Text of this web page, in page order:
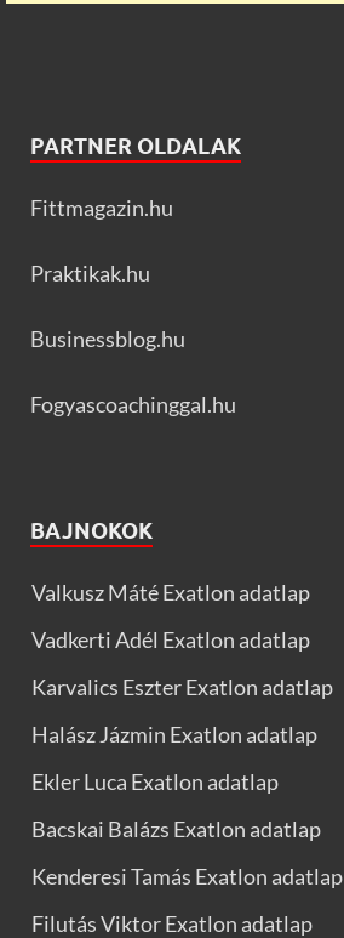
PARTNER OLDALAK
Fittmagazin.hu
Praktikak.hu
Businessblog.hu
Fogyascoachinggal.hu
BAJNOKOK
Valkusz Máté Exatlon adatlap
Vadkerti Adél Exatlon adatlap
Karvalics Eszter Exatlon adatlap
Halász Jázmin Exatlon adatlap
Ekler Luca Exatlon adatlap
Bacskai Balázs Exatlon adatlap
Kenderesi Tamás Exatlon adatlap
Filutás Viktor Exatlon adatlap